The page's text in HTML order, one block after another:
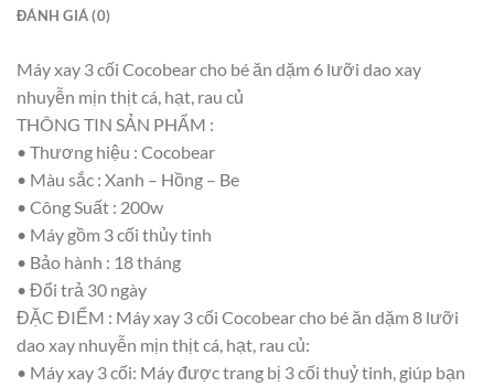
ĐÁNH GIÁ (0)
Máy xay 3 cối Cocobear cho bé ăn dặm 6 lưỡi dao xay
nhuyễn mịn thịt cá, hạt, rau củ
THÔNG TIN SẢN PHẨM :
• Thương hiệu : Cocobear
• Màu sắc : Xanh – Hồng – Be
• Công Suất : 200w
• Máy gồm 3 cối thủy tinh
• Bảo hành : 18 tháng
• Đổi trả 30 ngày
ĐẶC ĐIỂM : Máy xay 3 cối Cocobear cho bé ăn dặm 8 lưỡi
dao xay nhuyễn mịn thịt cá, hạt, rau củ:
• Máy xay 3 cối: Máy được trang bị 3 cối thuỷ tinh, giúp bạn